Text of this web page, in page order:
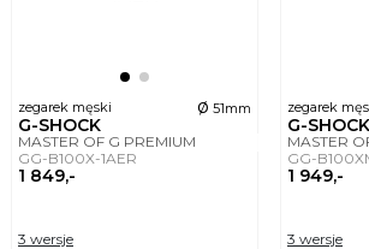
zegarek męski ø 51mm
G-SHOCK
MASTER OF G PREMIUM
GG-B100X-1AER
1 849,-
3 wersje
zegarek
G-SHOCK
MASTER
GG-
1 949,-
3 wersje